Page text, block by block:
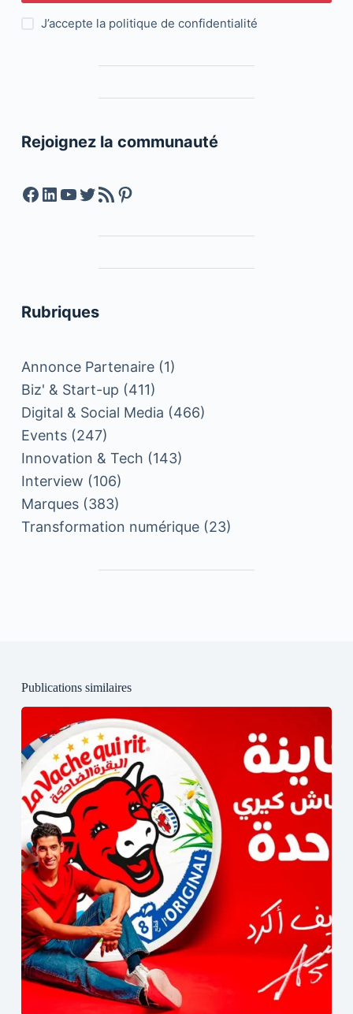
J’accepte la politique de confidentialité
Rejoignez la communauté
Facebook
LinkedIn
YouTube
Twitter
Feed RSSPinterest
Rubriques
Annonce Partenaire(1)
Biz' & Start-up (411)
Digital & Social Media (466)
Events(247)
Innovation & Tech (143)
Interview (106)
Marques(383)
Transformation numérique(23)
Publications similaires